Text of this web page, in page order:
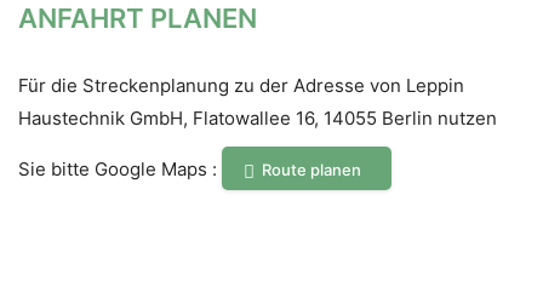
ANFAHRT PLANEN
Für die Streckenplanung zu der Adresse von Leppin
Haustechnik GmbH, Flatowallee 16, 14055 Berlin nutzen
Sie bitte Google Maps : Route planen